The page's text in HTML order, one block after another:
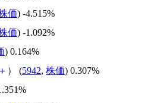
価) -4.515%
価) -1.092%
) 0.164%
＋ ） (5942, 株価) 0.307%